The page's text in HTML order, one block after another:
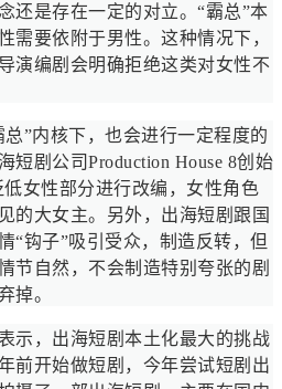
还是存在一定的对立。“霸总”本
需要依附于男性。这种情况下，
演编剧会明确拒绝这类对女性不
”内核下，也会进行一定程度的
短剧公司Production House 8创始
低女性部分进行改编，女性角色
的大女主。另外，出海短剧跟国
“钩子”吸引受众，制造反转，但
节自然，不会制造特别夸张的剧
掉。
示，出海短剧本土化最大的挑战
前开始做短剧，今年尝试短剧出